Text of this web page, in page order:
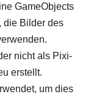
GameObjects
die Bilder des
nicht als Pixi-
erstellt.
um dies